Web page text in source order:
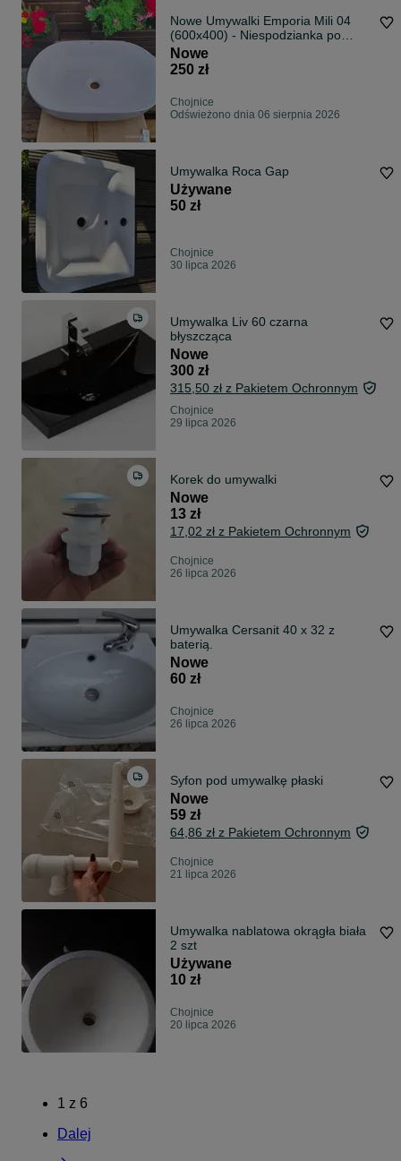
Nowe Umywalki Emporia Mili 04
(600x400) - Niespodzianka po
zakupie domu! W kartonach!
Komplet lub na sztuki
Nowe
250 zł
Chojnice
Odświeżono dnia 06 sierpnia 2026
Umywalka Roca Gap
Używane
50 zł
Chojnice
30 lipca 2026
Umywalka Liv 60 czarna
błyszcząca
Nowe
300 zł
315,50 zł z Pakietem Ochronnym
Chojnice
29 lipca 2026
Korek do umywalki
Nowe
13 zł
17,02 zł z Pakietem Ochronnym
Chojnice
26 lipca 2026
Umywalka Cersanit 40 x 32 z
baterią.
Nowe
60 zł
Chojnice
26 lipca 2026
Syfon pod umywalkę płaski
Nowe
59 zł
64,86 zł z Pakietem Ochronnym
Chojnice
21 lipca 2026
Umywalka nablatowa okrągła biała
2 szt
Używane
10 zł
Chojnice
20 lipca 2026
1 z 6
Dalej